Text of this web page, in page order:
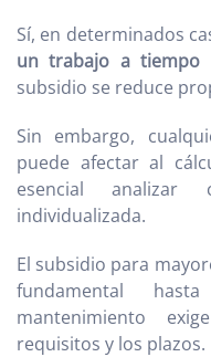
Sí, en determinados
un trabajo a tiempo
subsidio se reduce
Sin embargo,
puede afectar al
esencial
individualizada.
El subsidio para
fundamental
mantenimiento
requisitos y los plazos.